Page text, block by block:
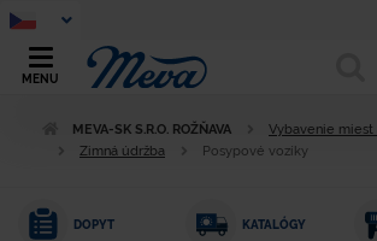
MENU
MEVA-SK S.R.O. ROŽŇAVA
Vybavenie
Zimná údržba
Posypové vozíky
DOPYT KATALÓGY